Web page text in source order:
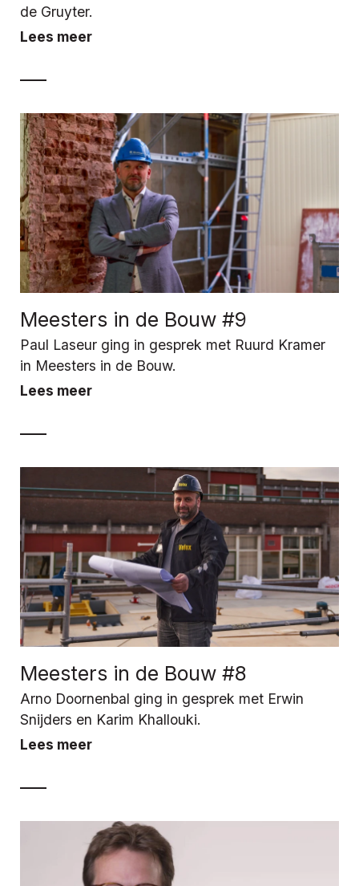
de Gruyter.
Lees meer
Meesters in de Bouw #9
Paul Laseur ging in gesprek met Ruurd Kramer
in Meesters in de Bouw.
Lees meer
Meesters in de Bouw #8
Arno Doornenbal ging in gesprek met Erwin
Snijders en Karim Khallouki.
Lees meer